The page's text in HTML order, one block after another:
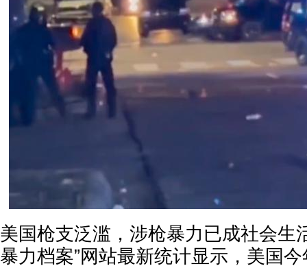
美国枪支泛滥，涉枪暴力已成社会生
暴力档案”网站最新统计显示，美国